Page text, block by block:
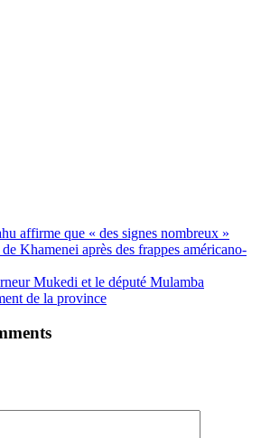
affirme que « des signes nombreux »
Khamenei après des frappes américano-
Mukedi et le député Mulamba
de la province